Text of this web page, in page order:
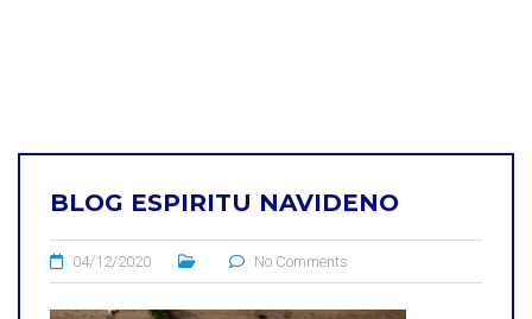
BLOG ESPIRITU NAVIDENO
04/12/2020 No Comments